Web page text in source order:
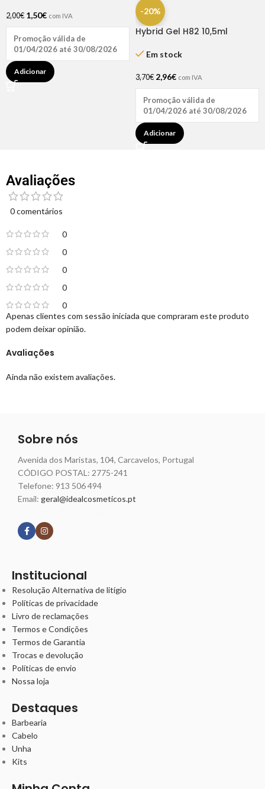
2,00€ 1,50€ com IVA
Promoção válida de
01/04/2026 até 30/08/2026
Adicionar
-20%
Hybrid Gel H82 10,5ml
Em stock
3,70€ 2,96€ com IVA
Promoção válida de
01/04/2026 até 30/08/2026
Adicionar
Avaliações
0 comentários
0
0
0
0
0
Avaliações
Ainda não existem avaliações.
Apenas clientes com sessão iniciada que compraram este produto
podem deixar opinião.
Sobre nós
Avenida dos Maristas, 104, Carcavelos, Portugal
CÓDIGO POSTAL: 2775-241
Telefone: 913 506 494
Email: geral@idealcosmeticos.pt
Institucional
Resolução Alternativa de litígio
Políticas de privacidade
Livro de reclamações
Termos e Condições
Termos de Garantia
Trocas e devolução
Políticas de envio
Nossa loja
Destaques
Barbearia
Cabelo
Unha
Kits